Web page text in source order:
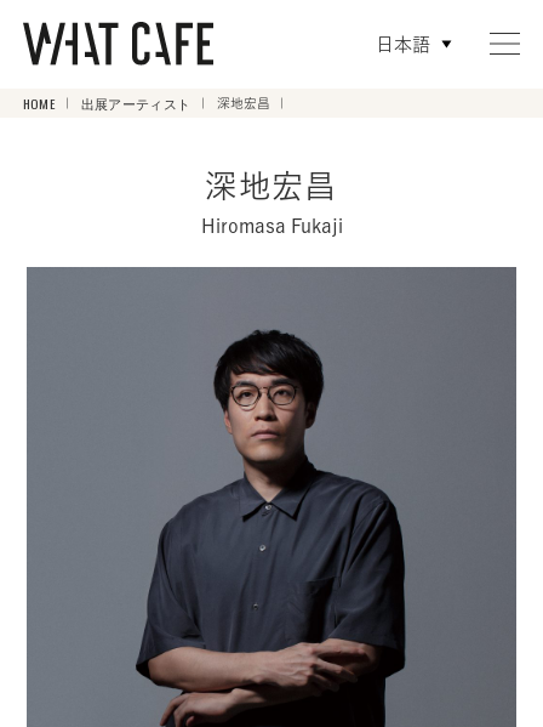
日本語
HOME 出展アーティスト 深地宏昌
深地宏昌
Hiromasa Fukaji